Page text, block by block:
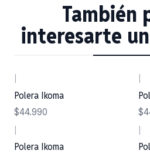
También
interesarte
Polera Ikoma
$44.990
Polera Ikoma